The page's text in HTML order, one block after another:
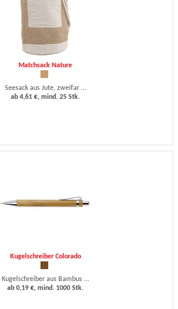
Matchsack Nature
Seesack aus Jute, zweifar ...
ab 4,61 €, mind. 25 Stk.
Kugelschreiber Colorado
Kugelschreiber aus Bambus ...
ab 0,19 €, mind. 1000 Stk.